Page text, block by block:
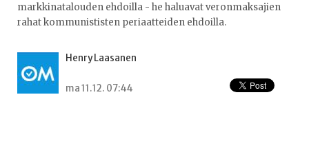
markkinatalouden ehdoilla - he haluavat veronmaksajien
rahat kommunististen periaatteiden ehdoilla.
Henry Laasanen
ma 11.12. 07:44